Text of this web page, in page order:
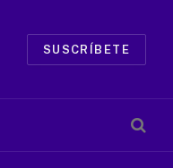
SUSCRÍBETE